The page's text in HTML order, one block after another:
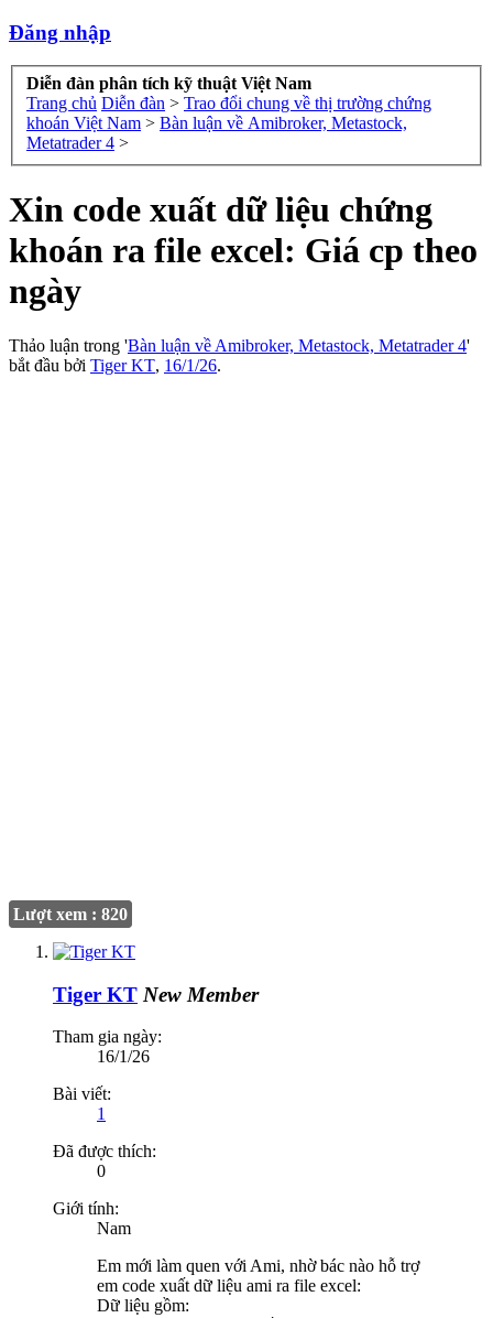
Đăng nhập
Diễn đàn phân tích kỹ thuật Việt Nam
Trang chủ Diễn đàn > Trao đổi chung về thị trường chứng
khoán Việt Nam > Bàn luận về Amibroker, Metastock,
Metatrader 4 >
Xin code xuất dữ liệu chứng
khoán ra file excel: Giá cp theo
ngày
Thảo luận trong 'Bàn luận về Amibroker, Metastock, Metatrader 4'
bắt đầu bởi Tiger KT, 16/1/26.
Lượt xem : 820
Tiger KT New Member
Tham gia ngày:
16/1/26
Bài viết:
1
Đã được thích:
0
Giới tính:
Nam
Em mới làm quen với Ami, nhờ bác nào hỗ trợ
em code xuất dữ liệu ami ra file excel:
Dữ liệu gồm: